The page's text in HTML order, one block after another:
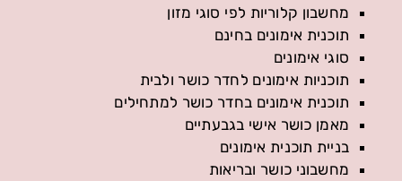
מחשבון קלוריות לפי סוגי מזון
תוכנית אימונים בחינם
סוגי אימונים
תוכניות אימונים לחדר כושר ולבית
תוכנית אימונים בחדר כושר למתחילים
מאמן כושר אישי בגבעתיים
בניית תוכנית אימונים
מחשבוני כושר ובריאות